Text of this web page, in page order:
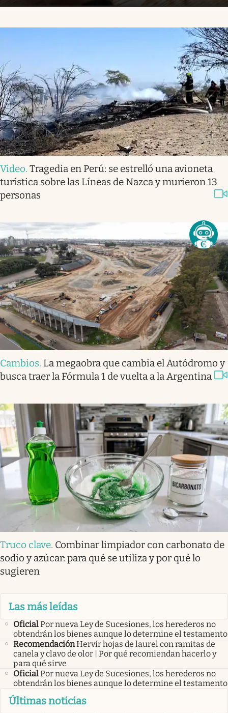
Video. Tragedia en Perú: se estrelló una avioneta
turística sobre las Líneas de Nazca y murieron 13
personas
Cambios. La megaobra que cambia el Autódromo y
busca traer la Fórmula 1 de vuelta a la Argentina
Truco clave. Combinar limpiador con carbonato de
sodio y azúcar: para qué se utiliza y por qué lo
sugieren
Las más leídas
OficialPor nueva Ley de Sucesiones, los herederos no
obtendrán los bienes aunque lo determine el testamento
RecomendaciónHervir hojas de laurel con ramitas de
canela y clavo de olor | Por qué recomiendan hacerlo y
para qué sirve
OficialPor nueva Ley de Sucesiones, los herederos no
obtendrán los bienes aunque lo determine el testamento
Últimas noticias